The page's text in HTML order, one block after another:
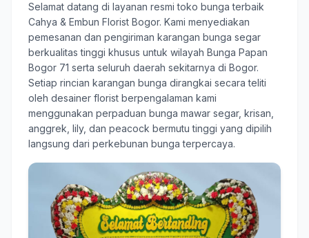
Selamat datang di layanan resmi toko bunga terbaik
Cahya & Embun Florist Bogor. Kami menyediakan
pemesanan dan pengiriman karangan bunga segar
berkualitas tinggi khusus untuk wilayah Bunga Papan
Bogor 71 serta seluruh daerah sekitarnya di Bogor.
Setiap rincian karangan bunga dirangkai secara teliti
oleh desainer florist berpengalaman kami
menggunakan perpaduan bunga mawar segar, krisan,
anggrek, lily, dan peacock bermutu tinggi yang dipilih
langsung dari perkebunan bunga terpercaya.